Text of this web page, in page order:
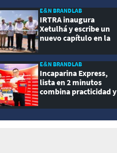
E&N BRANDLAB
IRTRA inaugura
Xetulhá y escribe un
nuevo capítulo en la
recreación de
Guatemala
E&N BRANDLAB
Incaparina Express,
lista en 2 minutos
combina practicidad y